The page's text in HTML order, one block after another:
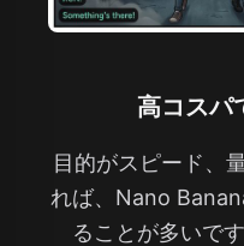
高コスパ
目的がスピード、
れば、Nano
ることが多いです